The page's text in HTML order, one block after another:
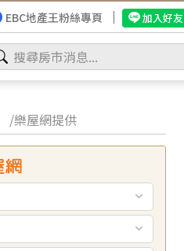
EBC地產王粉絲專頁 加入好友
/樂屋網提供